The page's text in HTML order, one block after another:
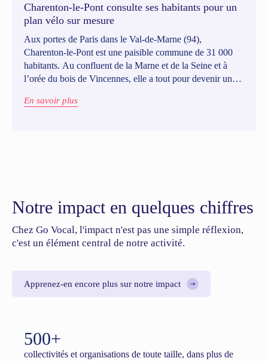
Charenton-le-Pont consulte ses habitants pour un
plan vélo sur mesure
Aux portes de Paris dans le Val-de-Marne (94),
Charenton-le-Pont est une paisible commune de 31 000
habitants. Au confluent de la Marne et de la Seine et à
l’orée du bois de Vincennes, elle a tout pour devenir un
mieux que de consulter ses usagers pour co-construire un
En savoir plus
Notre impact en quelques chiffres
Chez Go Vocal, l'impact n'est pas une simple réflexion,
c'est un élément central de notre activité.
Apprenez-en encore plus sur notre impact
500+
collectivités et organisations de toute taille, dans plus de